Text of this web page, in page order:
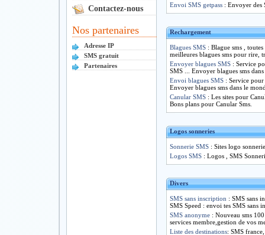
Contactez-nous
Nos partenaires
Adresse IP
SMS gratuit
Partenaires
Envoi SMS getpass : Envoyer des
Rechargement
Blagues SMS : Blague sms ,
meilleures blagues sms pour rire,
Envoyer blagues SMS : Service
SMS ... Envoyer blagues sms
Envoi blagues SMS : Service
Envoyer blagues sms dans le
Canular SMS : Les sites pour
Bons plans pour Canular Sms.
Logos sonneries
Sonnerie SMS : Sites logo
Logos SMS : Logos , SMS
Divers
SMS sans inscription : SMS sans
SMS Speed : envoi tes SMS sans
SMS anonyme : Nouveau sms
services membre,gestion de vos
Liste des destinations: SMS